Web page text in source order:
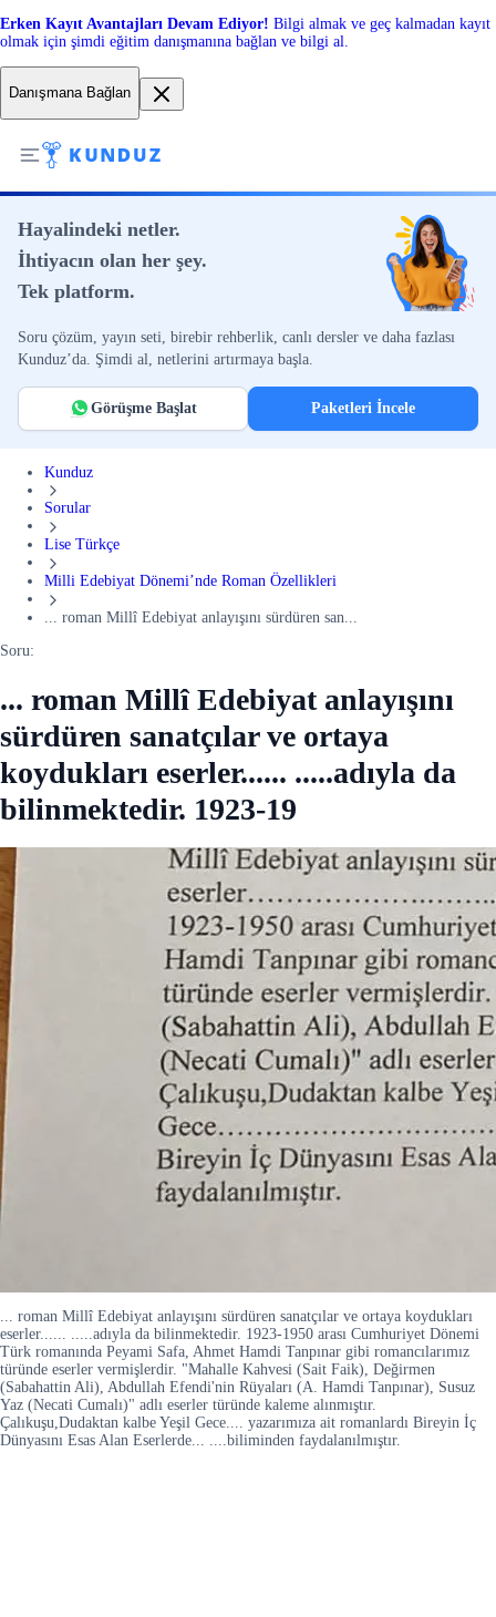
Erken Kayıt Avantajları Devam Ediyor! Bilgi almak ve geç kalmadan kayıt
olmak için şimdi eğitim danışmanına bağlan ve bilgi al.
Danışmana Bağlan
Hayalindeki netler.
İhtiyacın olan her şey.
Tek platform.
Soru çözüm, yayın seti, birebir rehberlik, canlı dersler ve daha fazlası
Kunduz’da. Şimdi al, netlerini artırmaya başla.
Görüşme Başlat Paketleri İncele
Kunduz
Sorular
Lise Türkçe
Milli Edebiyat Dönemi’nde Roman Özellikleri
... roman Millî Edebiyat anlayışını sürdüren san...
Soru:
... roman Millî Edebiyat anlayışını
sürdüren sanatçılar ve ortaya
koydukları eserler...... .....adıyla da
bilinmektedir. 1923-19
... roman Millî Edebiyat anlayışını sürdüren sanatçılar ve ortaya koydukları
eserler...... .....adıyla da bilinmektedir. 1923-1950 arası Cumhuriyet Dönemi
Türk romanında Peyami Safa, Ahmet Hamdi Tanpınar gibi romancılarımız
türünde eserler vermişlerdir. "Mahalle Kahvesi (Sait Faik), Değirmen
(Sabahattin Ali), Abdullah Efendi'nin Rüyaları (A. Hamdi Tanpınar), Susuz
Yaz (Necati Cumalı)" adlı eserler türünde kaleme alınmıştır.
Çalıkuşu,Dudaktan kalbe Yeşil Gece.... yazarımıza ait romanlardı Bireyin İç
Dünyasını Esas Alan Eserlerde... ....biliminden faydalanılmıştır.